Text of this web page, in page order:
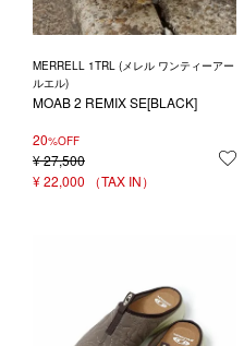
MERRELL 1TRL (メレル ワンティーアー
ルエル)
MOAB 2 REMIX SE[BLACK]
20%OFF
¥27,500
¥22,000